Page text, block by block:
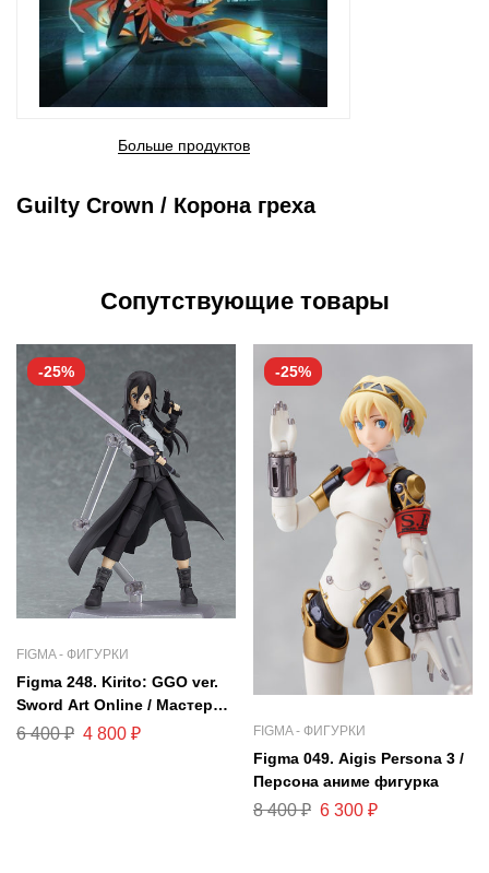
Больше продуктов
Guilty Crown / Корона греха
Сопутствующие товары
-25%
FIGMA - ФИГУРКИ
Figma 248. Kirito: GGO ver.
Sword Art Online / Мастера
меча онлайн Кирито
6 400₽ 4 800 ₽
-25%
FIGMA - ФИГУРКИ
Figma 049. Aigis Persona 3 /
Персона аниме фигурка
8 400₽ 6 300 ₽